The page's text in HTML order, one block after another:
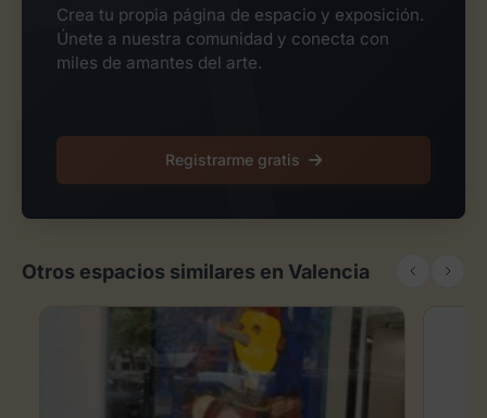
Crea tu propia página de espacio y exposición.
Únete a nuestra comunidad y conecta con
miles de amantes del arte.
Registrarme gratis
Otros espacios similares en Valencia